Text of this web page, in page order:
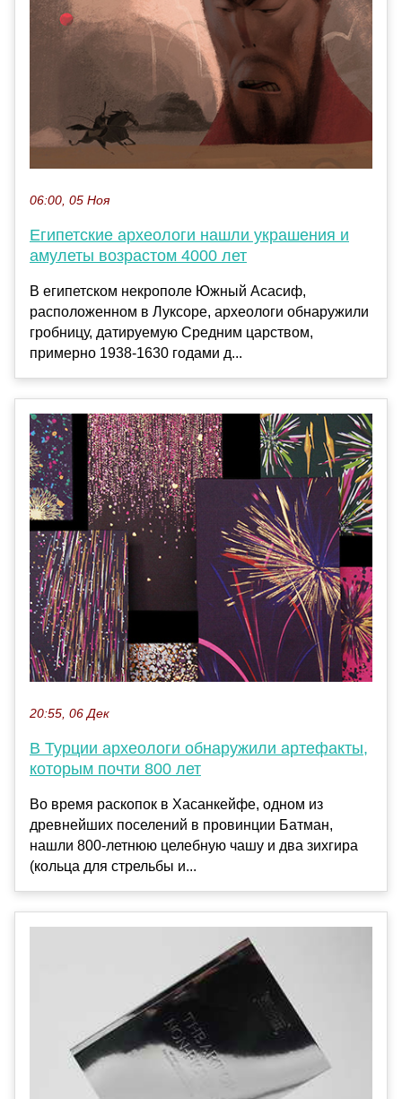
06:00, 05 Ноя
Египетские археологи нашли украшения и
амулеты возрастом 4000 лет
В египетском некрополе Южный Асасиф,
расположенном в Луксоре, археологи обнаружили
гробницу, датируемую Средним царством,
примерно 1938-1630 годами д...
20:55, 06 Дек
В Турции археологи обнаружили артефакты,
которым почти 800 лет
Во время раскопок в Хасанкейфе, одном из
древнейших поселений в провинции Батман,
нашли 800-летнюю целебную чашу и два зихгира
(кольца для стрельбы и...